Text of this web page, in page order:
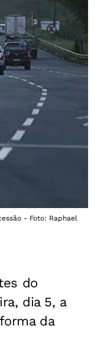
- Foto: Raphael
do
dia 5, a
da